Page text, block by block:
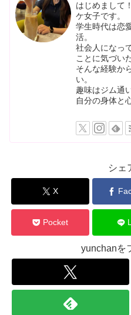
はじめまして
ケ女子です。
学生時代は恋
活。
社会人になっ
ことに気づい
そんな経験か
い。
趣味はジム通
自分の身体と
シェ
X
Pocket
yunchanを